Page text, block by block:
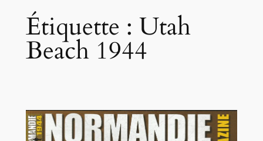
Étiquette : Utah
Beach 1944